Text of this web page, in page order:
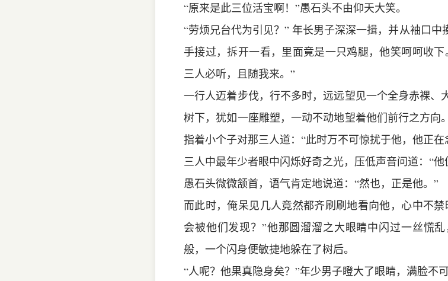
“原来是此三位活宝啊！”愚石头不由仰天大笑。
“劳烦兄台代为引见？” 年长男子深深一揖，并从袖口
手接过，拆开一看，里面竟是一只鸡腿，他笑呵呵收
三人必听，且随我来。”
一行人迈着步伐，行不多时，远远望见一个全身赤裸、
树下，犹如一座雕塑，一动不动地望着他们前行之方向
指着小个子对那三人道：“此时万不可惊扰于他，他正
三人中最年少者眼中闪烁好奇之光，压低声音问道：“
愚石头微微颔首，语气肯定地说道：“然也，正是他。”
而此时，俺呆见几人竟然都齐刷刷地看向他，心中不
会被他们发现？”他那圆溜溜之大眼睛中闪过一丝慌
般，一个闪身便敏捷地躲在了树后。
“人呢？他果真隐身矣？”年少男子瞪大了眼睛，满脸不可